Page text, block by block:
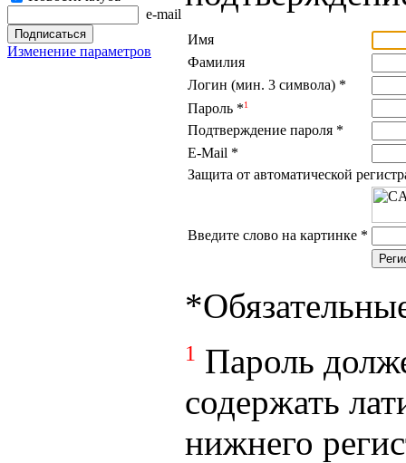
e-mail
Изменение параметров
Имя
Фамилия
Логин (мин. 3 символа) *
Пароль *1
Подтверждение пароля *
E-Mail *
Защита от автоматической
Введите слово на картинке *
*
1 Пароль
содержать
нижнего